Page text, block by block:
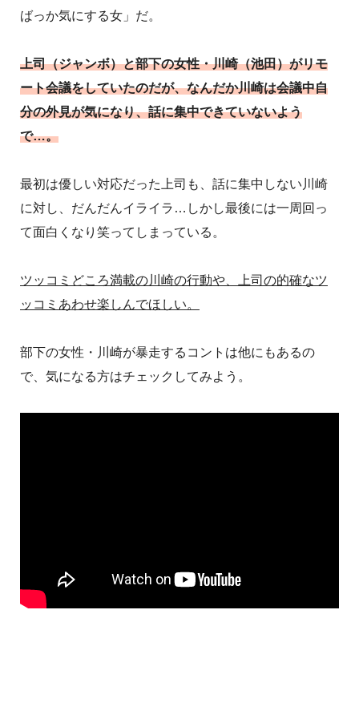
ばっか気にする女」だ。
上司（ジャンボ）と部下の女性・川崎（池田）がリモ
ート会議をしていたのだが、なんだか川崎は会議中自
分の外見が気になり、話に集中できていないよう
で…。
最初は優しい対応だった上司も、話に集中しない川崎
に対し、だんだんイライラ…しかし最後には一周回っ
て面白くなり笑ってしまっている。
ツッコミどころ満載の川崎の行動や、上司の的確なツ
ッコミあわせ楽しんでほしい。
部下の女性・川崎が暴走するコントは他にもあるの
で、気になる方はチェックしてみよう。